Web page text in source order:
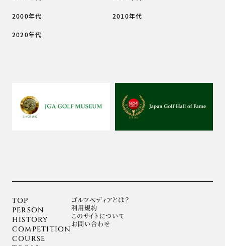
2000年代 2010年代
2020年代
TOP
PERSON
HISTORY
COMPETITION
COURSE
ゴルフぺディアとは？
利用規約
このサイトについて
お問い合わせ